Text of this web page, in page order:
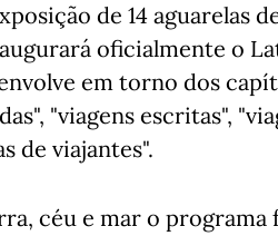
de 14 aguarelas
oficialmente o
em torno dos
"viagens escritas",
de viajantes".
céu e mar o programa